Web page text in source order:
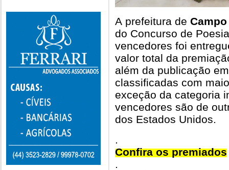
A prefeitura de
do Concurso de
vencedores foi
valor total da
além da publicação
classificadas com
exceção da categoria
vencedores são de
dos Estados Unidos.
.
Confira os premiados
.